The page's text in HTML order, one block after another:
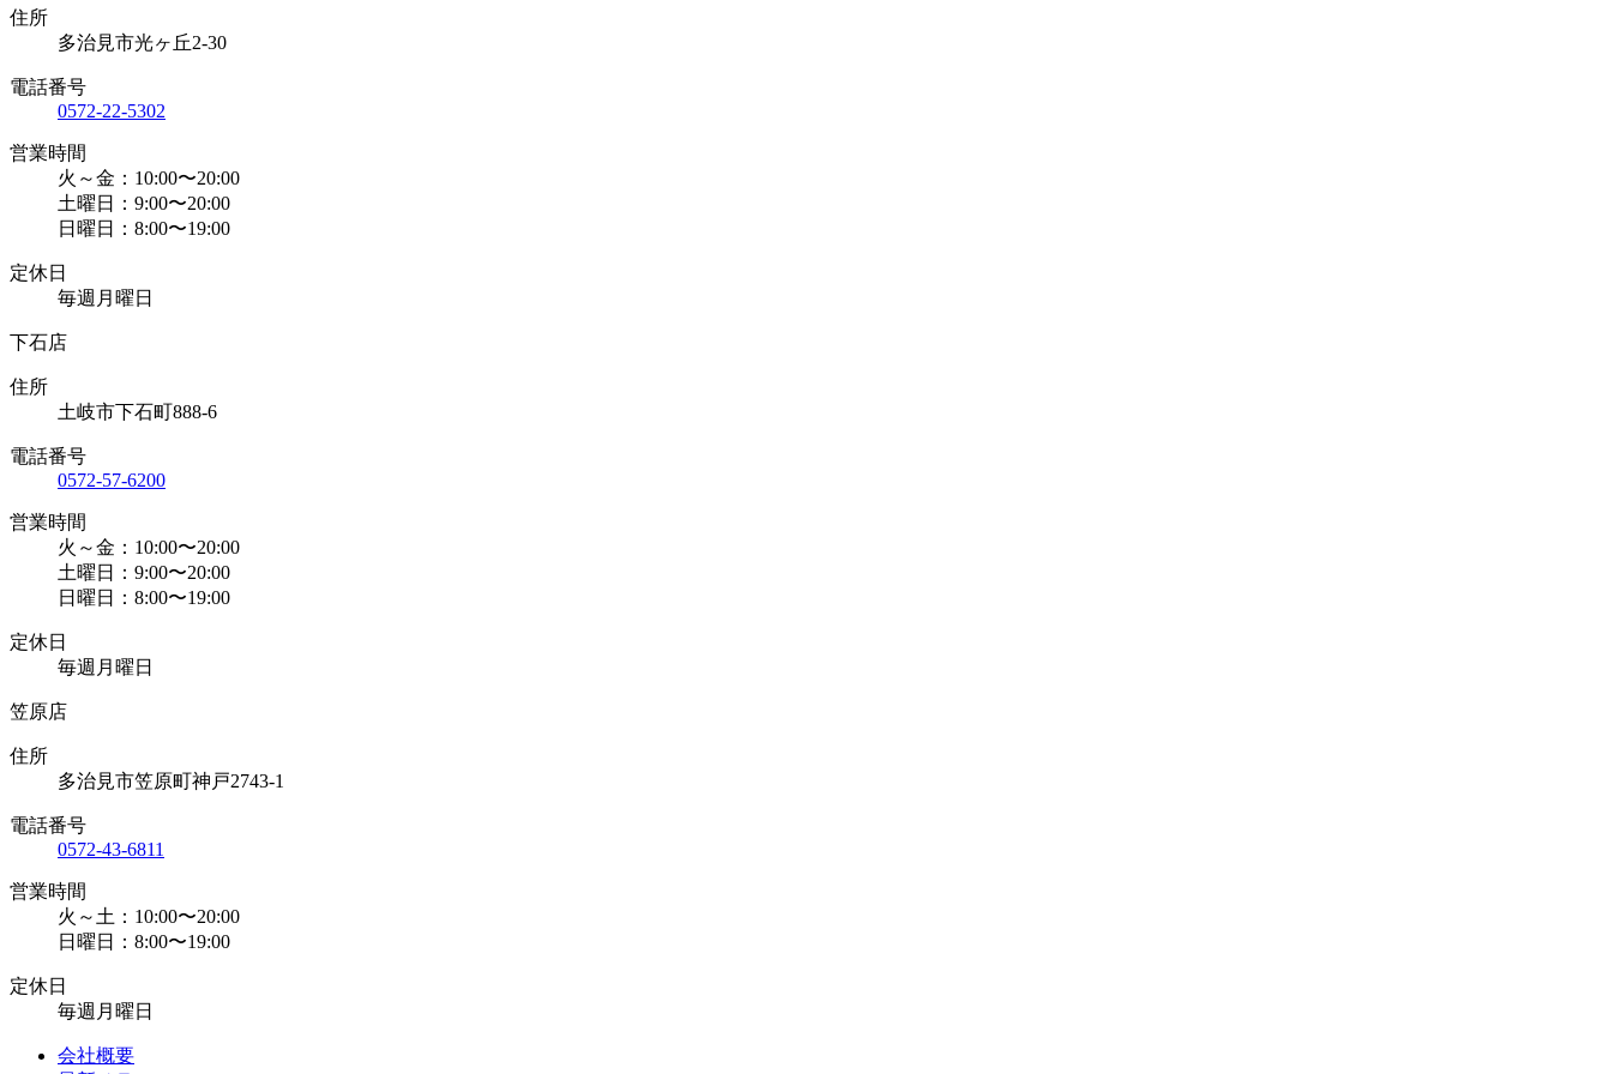
住所
多治見市光ヶ丘2-30
電話番号
0572-22-5302
営業時間
火～金：10:00〜20:00
土曜日：9:00〜20:00
日曜日：8:00〜19:00
定休日
毎週月曜日
下石店
住所
土岐市下石町888-6
電話番号
0572-57-6200
営業時間
火～金：10:00〜20:00
土曜日：9:00〜20:00
日曜日：8:00〜19:00
定休日
毎週月曜日
笠原店
住所
多治見市笠原町神戸2743-1
電話番号
0572-43-6811
営業時間
火～土：10:00〜20:00
日曜日：8:00〜19:00
定休日
毎週月曜日
会社概要